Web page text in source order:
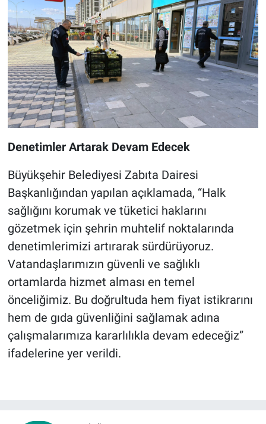
Denetimler Artarak Devam Edecek
Büyükşehir Belediyesi Zabıta Dairesi
Başkanlığından yapılan açıklamada, “Halk
sağlığını korumak ve tüketici haklarını
gözetmek için şehrin muhtelif noktalarında
denetimlerimizi artırarak sürdürüyoruz.
Vatandaşlarımızın güvenli ve sağlıklı
ortamlarda hizmet alması en temel
önceliğimiz. Bu doğrultuda hem fiyat istikrarını
hem de gıda güvenliğini sağlamak adına
çalışmalarımıza kararlılıkla devam edeceğiz”
ifadelerine yer verildi.